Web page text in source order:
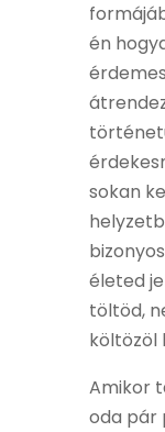
én
sokan
életed
töltöd,
költözöl
Amikor
oda pár